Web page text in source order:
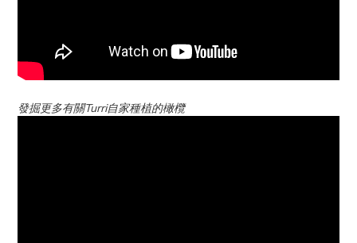
發掘更多有關Turri自家種植的橄欖